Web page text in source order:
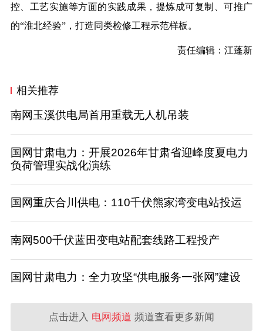
控、工艺实施等方面的实践成果，提炼成可复制、可推广
的“淮北经验”，打造同类检修工程示范样板。
责任编辑：江蓬新
相关推荐
南网玉溪供电局首用重载无人机吊装
国网甘肃电力：开展2026年甘肃省迎峰度夏电力
负荷管理实战化演练
国网重庆合川供电：110千伏熊家湾变电站投运
南网500千伏蓝田变电站配套线路工程投产
国网甘肃电力：全力攻坚“供电服务一张网”建设
点击进入 电网频道 频道查看更多新闻